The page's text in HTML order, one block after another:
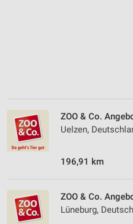
ZOO & Co.
Uelzen,
196,91 km
ZOO & Co.
Lüneburg,
Erstellung von Profilen für
Werbung
Verwendung von Profilen zur
Erstellung von Profilen zur
von Inhalten